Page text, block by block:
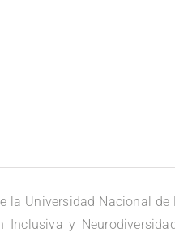
la Universidad Nacional
y